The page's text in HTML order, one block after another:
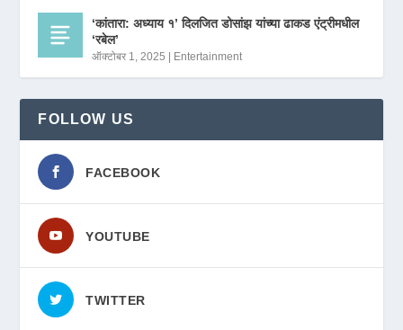
‘कांतारा: अध्याय १’ दिलजित डोसांझ यांच्या ढाकड एंट्रीमधील
‘रबेल’
ऑक्टोबर 1, 2025 Entertainment
FOLLOW US
FACEBOOK
YOUTUBE
TWITTER